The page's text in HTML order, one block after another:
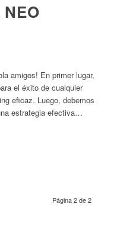
amigos! En primer lugar,
el éxito de cualquier
eficaz. Luego, debemos
estrategia efectiva…
Página 2 de 2